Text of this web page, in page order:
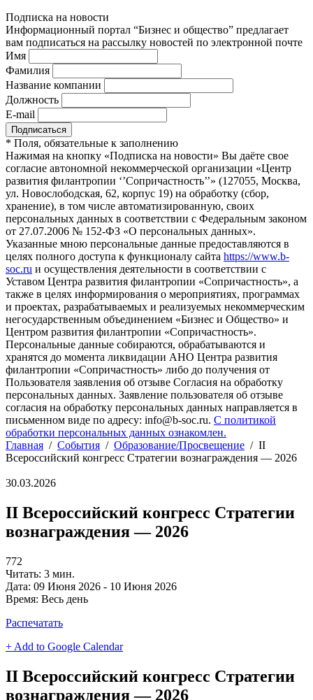
Подписка на новости
Информационный портал “Бизнес и общество” предлагает
вам подписаться на рассылку новостей по электронной почте
Имя
Фамилия
Название компании
Должность
E-mail
* Поля, обязательные к заполнению
Нажимая на кнопку «Подписка на новости» Вы даёте свое
согласие автономной некоммерческой организации «Центр
развития филантропии ‘’Сопричастность’’» (127055, Москва,
ул. Новослободская, 62, корпус 19) на обработку (сбор,
хранение), в том числе автоматизированную, своих
персональных данных в соответствии с Федеральным законом
от 27.07.2006 № 152-ФЗ «О персональных данных».
Указанные мною персональные данные предоставляются в
целях полного доступа к функционалу сайта https://www.b-
soc.ru и осуществления деятельности в соответствии с
Уставом Центра развития филантропии «Сопричастность», а
также в целях информирования о мероприятиях, программах
и проектах, разрабатываемых и реализуемых некоммерческим
негосударственным объединением «Бизнес и Общество» и
Центром развития филантропии «Сопричастность».
Персональные данные собираются, обрабатываются и
хранятся до момента ликвидации АНО Центра развития
филантропии «Сопричастность» либо до получения от
Пользователя заявления об отзыве Согласия на обработку
персональных данных. Заявление пользователя об отзыве
согласия на обработку персональных данных направляется в
письменном виде по адресу: info@b-soc.ru. С политикой
обработки персональных данных ознакомлен.
Главная / События / Образование/Просвещение / II
Всероссийский конгресс Стратегии вознаграждения — 2026
30.03.2026
II Всероссийский конгресс Стратегии
вознаграждения — 2026
772
Читать: 3 мин.
Дата: 09 Июня 2026 - 10 Июня 2026
Время: Весь день
Распечатать
+ Add to Google Calendar
II Всероссийский конгресс Стратегии
вознаграждения — 2026